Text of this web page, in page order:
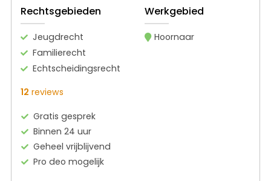
Rechtsgebieden
Jeugdrecht
Familierecht
Echtscheidingsrecht
Werkgebied
Hoornaar
12 reviews
Gratis gesprek
Binnen 24 uur
Geheel vrijblijvend
Pro deo mogelijk